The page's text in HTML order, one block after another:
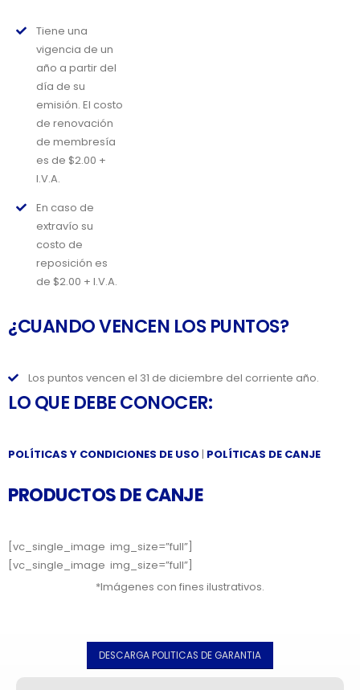
Tiene una
vigencia de un
año a partir del
día de su
emisión. El costo
de renovación
de membresía
es de $2.00 +
I.V.A.
En caso de
extravío su
costo de
reposición es
de $2.00 + I.V.A.
¿CUANDO VENCEN LOS PUNTOS?
Los puntos vencen el 31 de diciembre del corriente año.
LO QUE DEBE CONOCER:
POLÍTICAS Y CONDICIONES DE USO| POLÍTICAS DE CANJE
PRODUCTOS DE CANJE
[vc_single_image img_size=”full”]
[vc_single_image img_size=”full”]
*Imágenes con fines ilustrativos.
DESCARGA POLITICAS DE GARANTIA